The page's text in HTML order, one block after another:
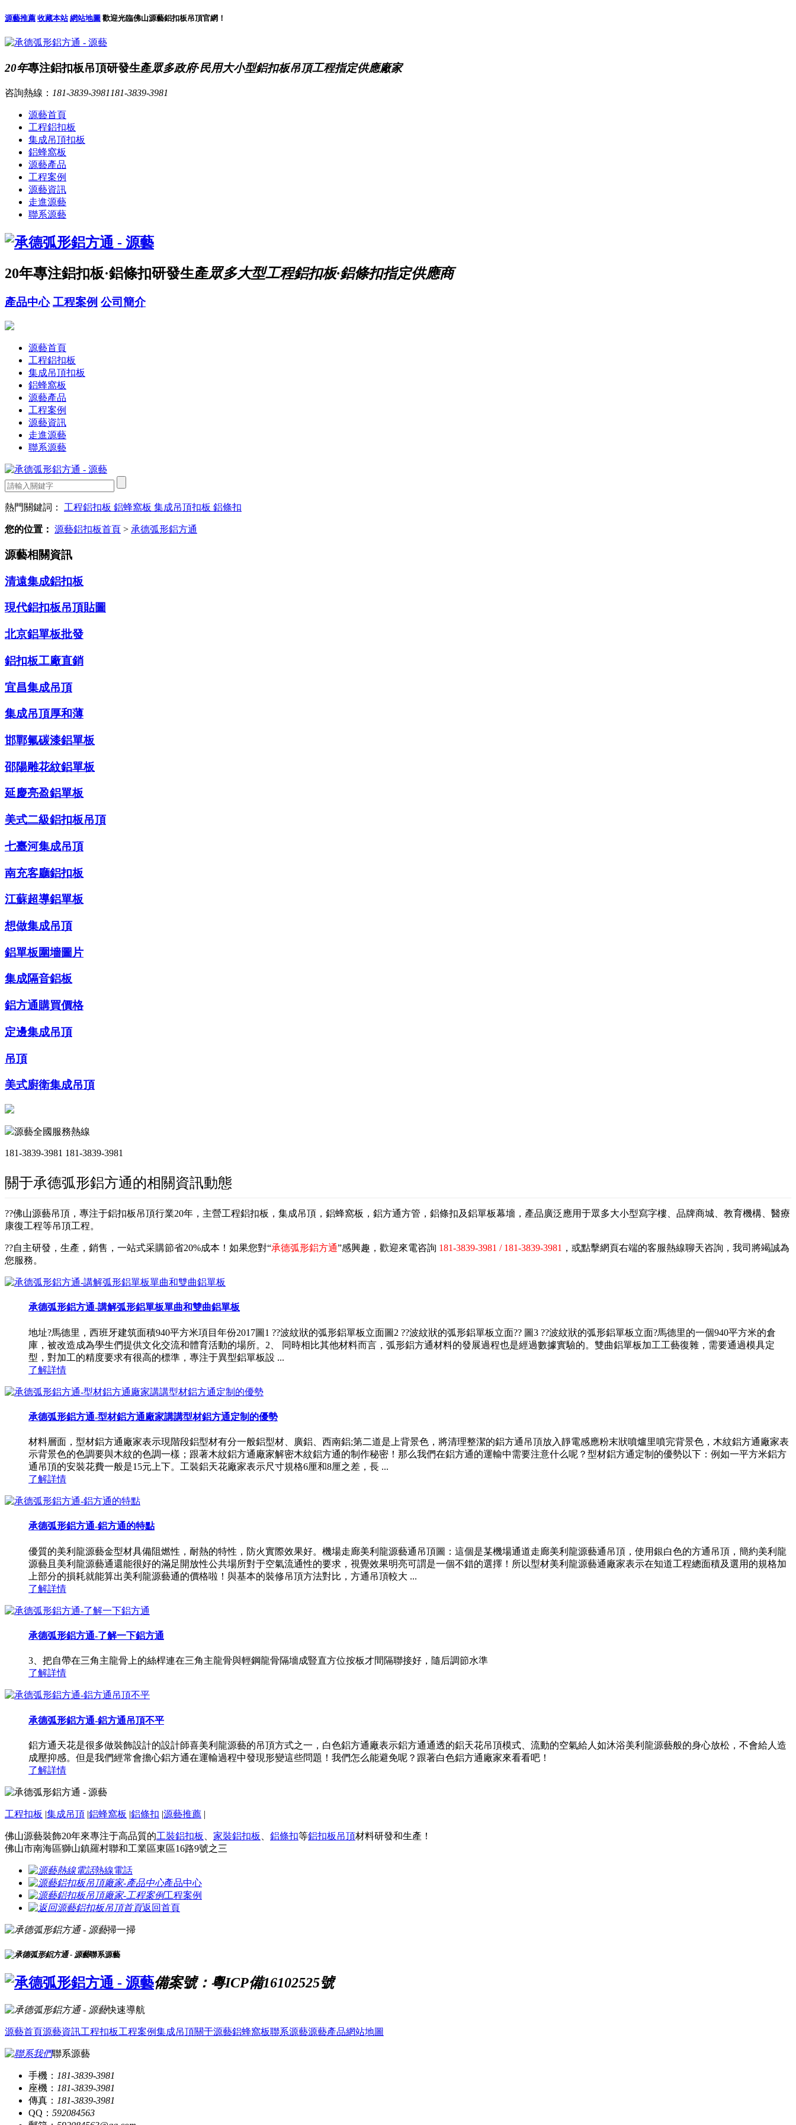
源藝推薦 收藏本站 網站地圖 歡迎光臨佛山源藝鋁扣板吊頂官網！
20年專注鋁扣板吊頂研發生產眾多政府·民用大小型鋁扣板吊頂工程指定供應廠家
咨詢熱線： 181-3839-3981 181-3839-3981
源藝首頁
工程鋁扣板
集成吊頂扣板
鋁蜂窩板
源藝產品
工程案例
源藝資訊
走進源藝
聯系源藝
20年專注鋁扣板·鋁條扣研發生產眾多大型工程鋁扣板·鋁條扣指定供應商
產品中心 工程案例 公司簡介
源藝首頁
工程鋁扣板
集成吊頂扣板
鋁蜂窩板
源藝產品
工程案例
源藝資訊
走進源藝
聯系源藝
熱門關鍵詞： 工程鋁扣板 鋁蜂窩板 集成吊頂扣板 鋁條扣
您的位置： 源藝鋁扣板首頁 > 承德弧形鋁方通
源藝相關資訊
清遠集成鋁扣板
現代鋁扣板吊頂貼圖
北京鋁單板批發
鋁扣板工廠直銷
宜昌集成吊頂
集成吊頂厚和薄
邯鄲氟碳漆鋁單板
邵陽雕花紋鋁單板
延慶亮盈鋁單板
美式二級鋁扣板吊頂
七臺河集成吊頂
南充客廳鋁扣板
江蘇超導鋁單板
想做集成吊頂
鋁單板圍墻圖片
集成隔音鋁板
鋁方通購買價格
定邊集成吊頂
吊頂
美式廚衛集成吊頂
源藝全國服務熱線
181-3839-3981 181-3839-3981
關于承德弧形鋁方通的相關資訊動態
??佛山源藝吊頂，專注于鋁扣板吊頂行業20年，主營工程鋁扣板，集成吊頂，鋁蜂窩板，鋁方通方管，鋁條扣及鋁單板幕墻，產品廣泛應用于眾多大小型寫字樓、品牌商城、教育機構、醫療
康復工程等吊頂工程。
??自主研發，生產，銷售，一站式采購節省20%成本！如果您對“承德弧形鋁方通”感興趣，歡迎來電咨詢 181-3839-3981 / 181-3839-3981 ，或點擊網頁右端的客服熱線聊天咨詢，我司將竭誠為
您服務。
承德弧形鋁方通-講解弧形鋁單板單曲和雙曲鋁單板
地址?馬德里，西班牙建筑面積940平方米項目年份2017圖1 ??波紋狀的弧形鋁單板立面圖2 ??波紋狀的弧形鋁單板立面?? 圖3 ??波紋狀的弧形鋁單板立面?馬德里的一個940平方米的倉
庫，被改造成為學生們提供文化交流和體育活動的場所。2、 同時相比其他材料而言，弧形鋁方通材料的發展過程也是經過數據實驗的。雙曲鋁單板加工工藝復雜，需要通過模具定
型，對加工的精度要求有很高的標準，專注于異型鋁單板設 ...
了解詳情
承德弧形鋁方通-型材鋁方通廠家講講型材鋁方通定制的優勢
材料層面，型材鋁方通廠家表示現階段鋁型材有分一般鋁型材、廣鋁、西南鋁;第二道是上背景色，將清理整潔的鋁方通吊頂放入靜電感應粉末狀噴爐里噴完背景色，木紋鋁方通廠家表
示背景色的色調要與木紋的色調一樣；跟著木紋鋁方通廠家解密木紋鋁方通的制作秘密！那么我們在鋁方通的運輸中需要注意什么呢？型材鋁方通定制的優勢以下：例如一平方米鋁方
通吊頂的安裝花費一般是15元上下。工裝鋁天花廠家表示尺寸規格6厘和8厘之差，長 ...
了解詳情
承德弧形鋁方通-鋁方通的特點
優質的美利龍源藝金型材具備阻燃性，耐熱的特性，防火實際效果好。機場走廊美利龍源藝通吊頂圖：這個是某機場通道走廊美利龍源藝通吊頂，使用銀白色的方通吊頂，簡約美利龍
源藝且美利龍源藝通還能很好的滿足開放性公共場所對于空氣流通性的要求，視覺效果明亮可謂是一個不錯的選擇！所以型材美利龍源藝通廠家表示在知道工程總面積及選用的規格加
上部分的損耗就能算出美利龍源藝通的價格啦！與基本的裝修吊頂方法對比，方通吊頂較大 ...
了解詳情
承德弧形鋁方通-了解一下鋁方通
3、把自帶在三角主龍骨上的絲桿連在三角主龍骨與輕鋼龍骨隔墻成豎直方位按板才間隔聯接好，隨后調節水準
了解詳情
承德弧形鋁方通-鋁方通吊頂不平
鋁方通天花是很多做裝飾設計的設計師喜美利龍源藝的吊頂方式之一，白色鋁方通廠表示鋁方通通透的鋁天花吊頂模式、流動的空氣給人如沐浴美利龍源藝般的身心放松，不會給人造
成壓抑感。但是我們經常會擔心鋁方通在運輸過程中發現形變這些問題！我們怎么能避免呢？跟著白色鋁方通廠家來看看吧！
了解詳情
工程扣板 |集成吊頂 |鋁蜂窩板 |鋁條扣 |源藝推薦 |
佛山源藝裝飾20年來專注于高品質的工裝鋁扣板 家裝鋁扣板 鋁條扣等鋁扣板吊頂材料研發和生產！
佛山市南海區獅山鎮羅村聯和工業區東區16路9號之三
熱線電話
產品中心
工程案例
返回首頁
掃一掃
聯系源藝
備案號：粵ICP備16102525號
快速導航
源藝首頁源藝資訊工程扣板工程案例集成吊頂關于源藝鋁蜂窩板聯系源藝源藝產品網站地圖
聯系源藝
手機： 181-3839-3981
座機： 181-3839-3981
傳真： 181-3839-3981
QQ： 592084563